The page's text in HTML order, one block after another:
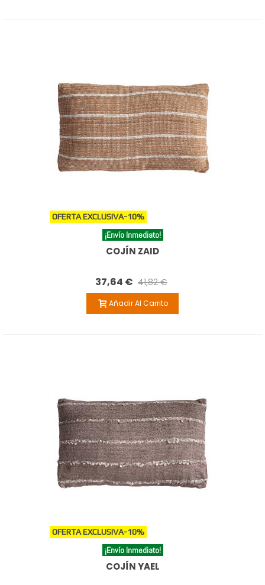
OFERTA EXCLUSIVA-10%
¡Envío Inmediato!
COJÍN ZAID
37,64 € 41,82 €
Añadir Al Carrito
OFERTA EXCLUSIVA-10%
¡Envío Inmediato!
COJÍN YAEL